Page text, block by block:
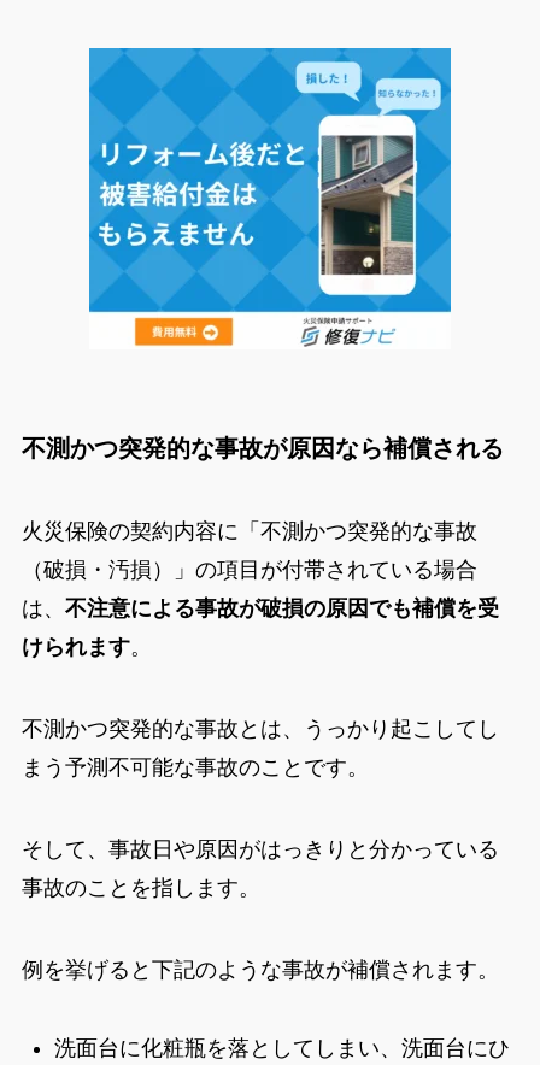
不測かつ突発的な事故が原因なら補償される
火災保険の契約内容に「不測かつ突発的な事故
（破損・汚損）」の項目が付帯されている場合
は、 不注意による事故が破損の原因でも補償を受
けられます。
不測かつ突発的な事故とは、うっかり起こしてし
まう予測不可能な事故のことです。
そして、事故日や原因がはっきりと分かっている
事故のことを指します。
例を挙げると下記のような事故が補償されます。
洗面台に化粧瓶を落としてしまい、洗面台にひ